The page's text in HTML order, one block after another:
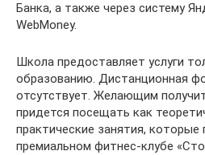
Банка, а также через систему
WebMoney.
Школа предоставляет услуги
образованию. Дистанционная
отсутствует. Желающим
придется посещать как
практические занятия, которые
премиальном фитнес-клубе